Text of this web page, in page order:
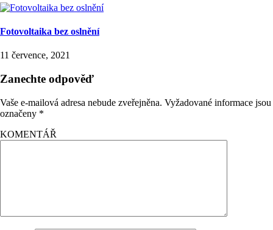
Fotovoltaika bez oslnění
11 července, 2021
Zanechte odpověď
Vaše e-mailová adresa nebude zveřejněna. Vyžadované informace jsou
označeny *
KOMENTÁŘ